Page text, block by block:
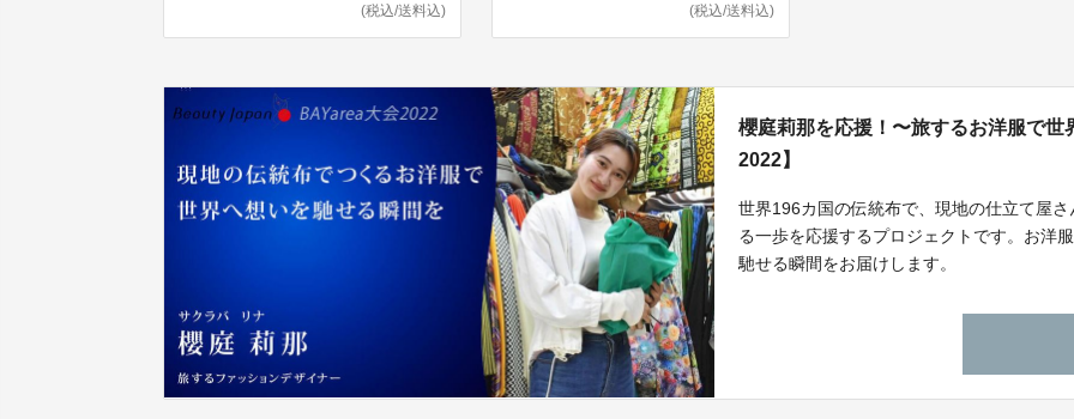
(税込/送料込) (税込/送料込)
櫻庭莉那を応援！〜旅するお洋服で
2022】
世界196カ国の伝統布で、現地の仕立て屋
る一歩を応援するプロジェクトです。お洋
馳せる瞬間をお届けします。